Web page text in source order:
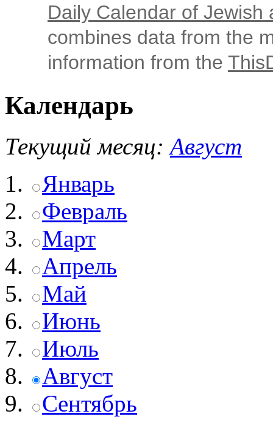
Daily Calendar of Jewish
combines data from the
information from the
Календарь
Текущий месяц: Август
Январь
Февраль
Март
Апрель
Май
Июнь
Июль
Август
Сентябрь